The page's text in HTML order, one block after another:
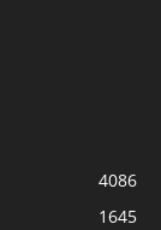
4086
1645